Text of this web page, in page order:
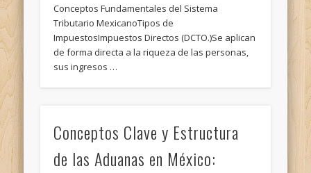
Conceptos Fundamentales del Sistema
Tributario MexicanoTipos de
ImpuestosImpuestos Directos (DCTO.)Se aplican
de forma directa a la riqueza de las personas,
sus ingresos …
Conceptos Clave y Estructura
de las Aduanas en México: